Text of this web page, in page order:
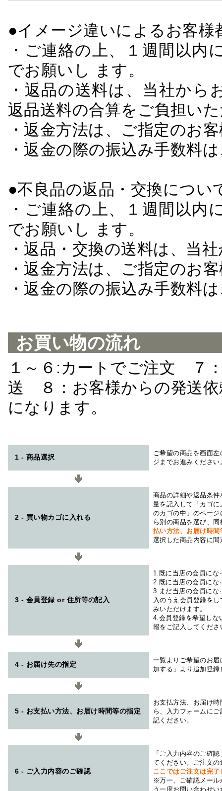
●イメージ違いによるお客
・ご連絡の上、１週間以
でお願いし ます。
・返品の送料は、当社か
返品送料の合算をご負担い
・返金方法は、ご指定のお
・返金の際の振込み手数料
●不良品の返品・交換につい
・ご連絡の上、１週間以
でお願いし ます。
・返品・交換の送料は、当
・返金方法は、ご指定のお
・返金の際の振込み手数料
お買い物の流れ
１～６:カートでご注文 ７
送 ８：お客様からの発送
になります。
1 - 商品選択
ご希望の商品を画面
ジまでお進みください
2 - 買い物カゴに入れる
商品の詳細や返品条
量を記入して「カゴ
のカゴの中」のペー
ら別の商品を選び、
払い方法、お届け時
選択した商品内容に
3 - 会員登録 or 住所等の記入
1.既に当店の会員にな
2.既に当店の会員にな
3.まだ当店の会員にな
入のうえ会員登録を
みいただけます。
4.会員登録を希望しな
報をご記入してくださ
4 - お届け先の指定
一覧よりご希望のお
加する」より追加登
5 - お支払い方法、お届け時間等の指定
お支払方法、お届け
ら、入力フォームに
記ください。
6 - ご入力内容のご確認
「ご入力内容のご確
てください。ご注文
ここではご注文は完
※万一、ご確認メール
う一度お問い合わせ